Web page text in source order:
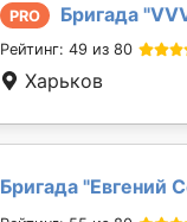
PRO Бригада "
Рейтинг: 49 из 80
Харьков
Бригада "Евгений